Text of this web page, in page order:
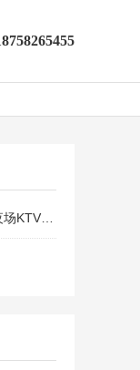
KTV招聘